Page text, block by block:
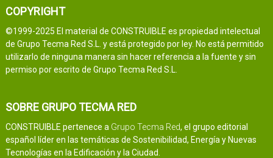
COPYRIGHT
©1999-2025 El material de CONSTRUIBLE es propiedad intelectual
de Grupo Tecma Red S.L. y está protegido por ley. No está permitido
utilizarlo de ninguna manera sin hacer referencia a la fuente y sin
permiso por escrito de Grupo Tecma Red S.L.
SOBRE GRUPO TECMA RED
CONSTRUIBLE pertenece a Grupo Tecma Red, el grupo editorial
español líder en las temáticas de Sostenibilidad, Energía y Nuevas
Tecnologías en la Edificación y la Ciudad.